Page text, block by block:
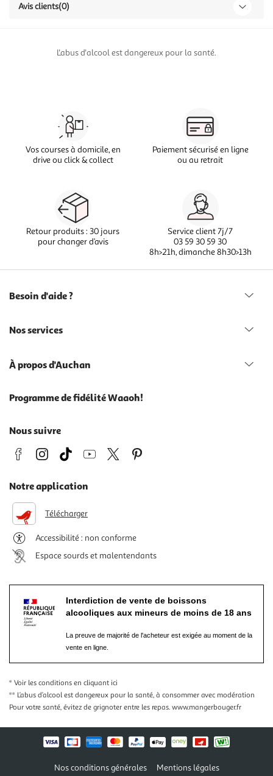
Avis clients(0)
L'abus d'alcool est dangereux pour la santé.
Vos courses à domicile, en
drive ou click & collect
Paiement sécurisé en ligne
ou au retrait
Retour produits : 30 jours
pour changer d’avis
Service client 7j/7
03 59 30 59 30
8h>21h, dimanche 8h30>13h
Besoin d'aide ?
Nos services
À propos d'Auchan
Programme de fidélité Waaoh!
Nous suivre
Notre application
Télécharger
Accessibilité : non conforme
Espace sourds et malentendants
Interdiction de vente de boissons
alcooliques aux mineurs de moins de 18 ans
La preuve de majorité de l'acheteur est exigée au moment de la
vente en ligne.
* Voir les conditions en cliquant ici
** L’abus d’alcool est dangereux pour la santé, à consommer avec modération
Pour votre santé, évitez de grignoter entre les repas. www.mangerbouger.fr
Nos conditions générales
Mentions légales